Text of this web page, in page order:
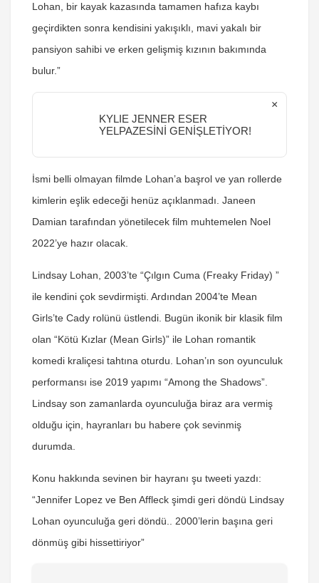
Lohan, bir kayak kazasında tamamen hafıza kaybı
geçirdikten sonra kendisini yakışıklı, mavi yakalı bir
pansiyon sahibi ve erken gelişmiş kızının bakımında
bulur.”
KYLIE JENNER ESER
YELPAZESİNİ GENİŞLETİYOR!
×
İsmi belli olmayan filmde Lohan’a başrol ve yan rollerde
kimlerin eşlik edeceği henüz açıklanmadı. Janeen
Damian tarafından yönetilecek film muhtemelen Noel
2022’ye hazır olacak.
Lindsay Lohan, 2003’te “Çılgın Cuma (Freaky Friday) ”
ile kendini çok sevdirmişti. Ardından 2004’te Mean
Girls’te Cady rolünü üstlendi. Bugün ikonik bir klasik film
olan “Kötü Kızlar (Mean Girls)” ile Lohan romantik
komedi kraliçesi tahtına oturdu. Lohan’ın son oyunculuk
performansı ise 2019 yapımı “Among the Shadows”.
Lindsay son zamanlarda oyunculuğa biraz ara vermiş
olduğu için, hayranları bu habere çok sevinmiş
durumda.
Konu hakkında sevinen bir hayranı şu tweeti yazdı:
“Jennifer Lopez ve Ben Affleck şimdi geri döndü Lindsay
Lohan oyunculuğa geri döndü.. 2000’lerin başına geri
dönmüş gibi hissettiriyor”